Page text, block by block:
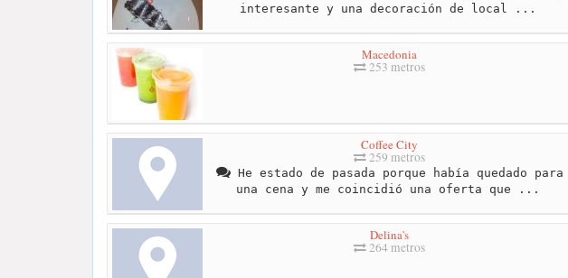
interesante y una decoración de local ...
Macedonia
253 metros
Coffee City
259 metros
He estado de pasada porque había quedado para
una cena y me coincidió una oferta que ...
Delina's
264 metros